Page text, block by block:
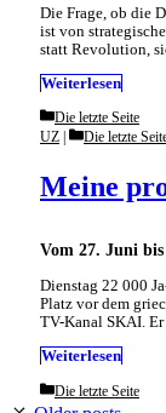
Die Frage, ob die
ist von
statt Revolution,
Weiterlesen
Categories
Die letzte Seite
Vom 27. Juni
Meine
UZ Categories
Die letzte
Dienstag 22 000
Platz vor dem
TV-Kanal SKAI.
Weiterlesen
Categories
Die letzte Seite